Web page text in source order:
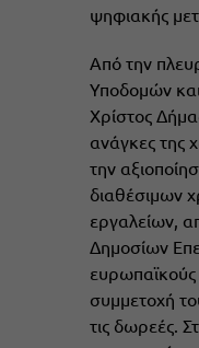
ψηφιακής
Από την
Υποδομών
Χρίστος
ανάγκες της
την
διαθέσιμων
εργαλείων,
Δημοσίων
συμμετοχή
τις δωρεές.